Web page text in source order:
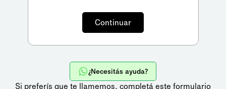
¿Necesitás ayuda?
Si preferís que te llamemos, completá este formulario